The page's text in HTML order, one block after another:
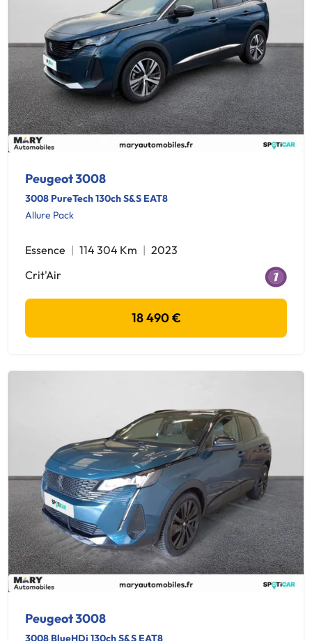
Peugeot 3008
3008 PureTech 130ch S&S EAT8
Allure Pack
Essence 114 304 Km
2023
Crit'Air
18 490 €
Peugeot 3008
3008 BlueHDi 130ch S&S EAT8